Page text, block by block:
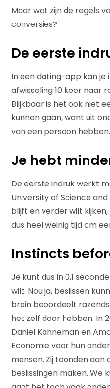
Maar wat zijn de regels
conversies?
De eerste
In een dating-app kan je
afwisseling 10 keer naar
Blijkbaar is het ook niet
kunnen gaan, want uit
van een persoon
Je hebt
De eerste indruk werkt
University of Science
blijft en verder wilt
dus heel weinig tijd om
Instincts
Je kunt dus in 0,1
wilt. Nou ja, beslissen
brein beoordeelt
het zelf door hebben. In
Daniel Kahneman en
Economie voor hun
mensen. Zij toonden
beslissingen maken. We